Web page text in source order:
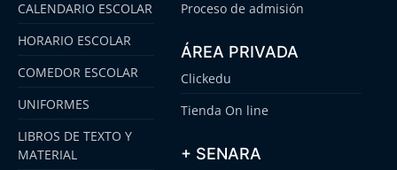
CALENDARIO ESCOLAR
HORARIO ESCOLAR
COMEDOR ESCOLAR
UNIFORMES
LIBROS DE TEXTO Y
MATERIAL
Proceso de admisión
ÁREA PRIVADA
Clickedu
Tienda On line
+ SENARA